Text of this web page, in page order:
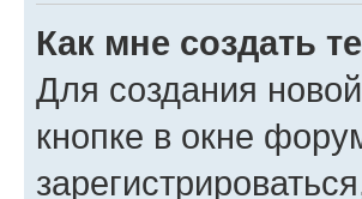
Как мне создать
Для создания
кнопке в окне